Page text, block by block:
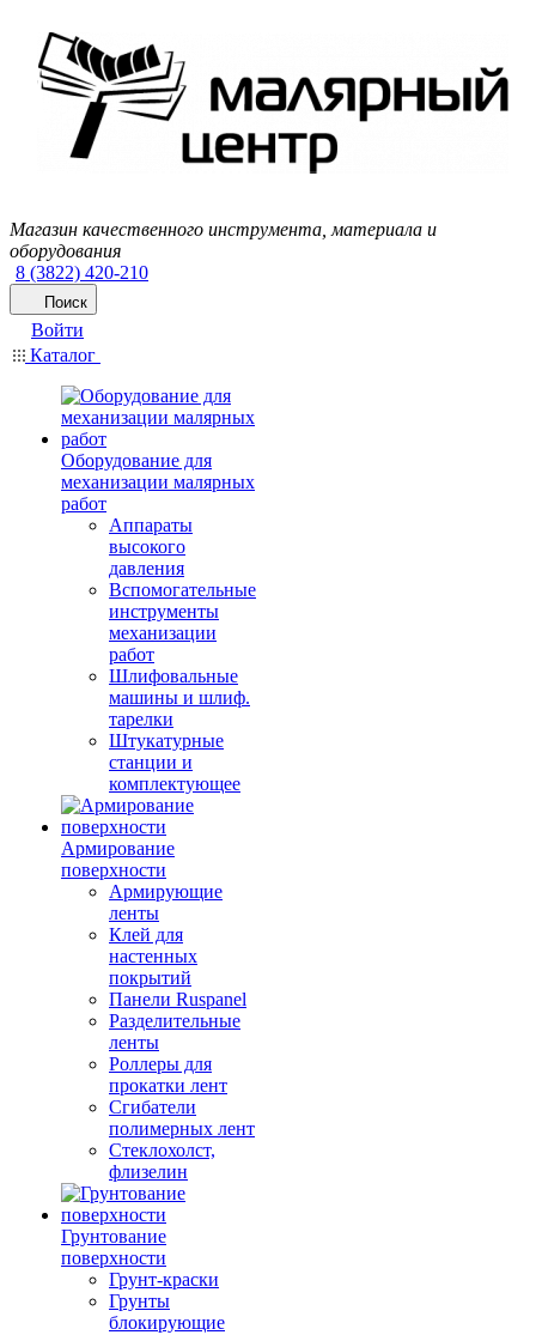
Магазин качественного инструмента, материала и
оборудования
8 (3822) 420-210
Поиск
Войти
Каталог
Оборудование для
механизации малярных
работ
Аппараты
высокого
давления
Вспомогательные
инструменты
механизации
работ
Шлифовальные
машины и шлиф.
тарелки
Штукатурные
станции и
комплектующее
Армирование
поверхности
Армирующие
ленты
Клей для
настенных
покрытий
Панели Ruspanel
Разделительные
ленты
Роллеры для
прокатки лент
Сгибатели
полимерных лент
Стеклохолст,
флизелин
Грунтование
поверхности
Грунт-краски
Грунты
блокирующие